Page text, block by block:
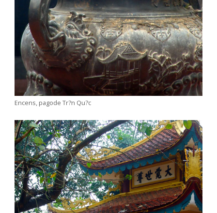
Encens, pagode Tr?n Qu?c